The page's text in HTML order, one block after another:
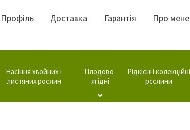
Профіль Доставка Гарантія Про мене
Насіння хвойних і
листяних рослин
Плодово-
ягідні
Рідкісні і колекційні
рослини